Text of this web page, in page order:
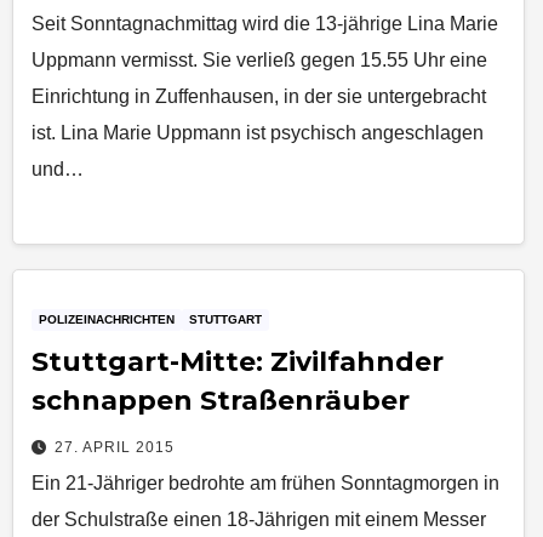
Seit Sonntagnachmittag wird die 13-jährige Lina Marie
Uppmann vermisst. Sie verließ gegen 15.55 Uhr eine
Einrichtung in Zuffenhausen, in der sie untergebracht
ist. Lina Marie Uppmann ist psychisch angeschlagen
und…
POLIZEINACHRICHTEN STUTTGART
Stuttgart-Mitte: Zivilfahnder
schnappen Straßenräuber
27. APRIL 2015
Ein 21-Jähriger bedrohte am frühen Sonntagmorgen in
der Schulstraße einen 18-Jährigen mit einem Messer